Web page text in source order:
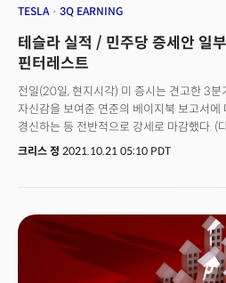
TESLA 3Q EARNING
테슬라 실적 / 민주당 증세안 일
핀터레스트
전일(20일, 현지시각) 미 증시는 견고한 3
자신감을 보여준 연준의 베이지북 보고서에
경신하는 등 전반적으로 강세로 마감했다.
S&P500 +0.37%, 러셀2000 +0.61%)연준
차지하는 소비지출에 대한 긍정적인 전망
사상 최고가에 다가가는 초강세를 보였다.
고용시장이 둔화되고 있으며 이로인해 강력
밝혔다. 인력난으로 인해 운임이 증가하고
크리스 정 2021.10.21 05:10 PDT